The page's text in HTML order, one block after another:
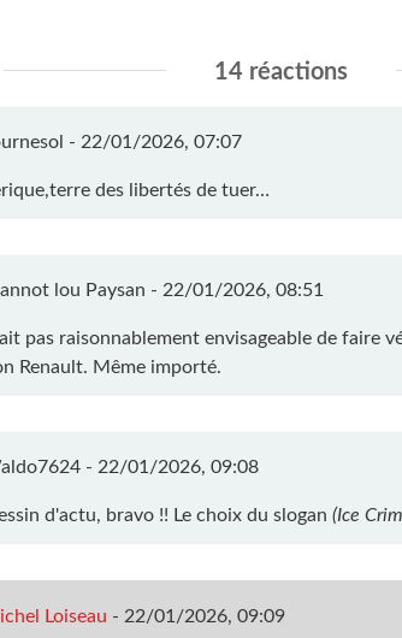
14 réactions
- 22/01/2026, 07:07
des libertés de tuer…
lou Paysan - 22/01/2026, 08:51
pas raisonnablement envisageable de faire
Renault. Même importé.
- 22/01/2026, 09:08
d'actu, bravo !! Le choix du slogan (Ice
Loiseau - 22/01/2026, 09:09